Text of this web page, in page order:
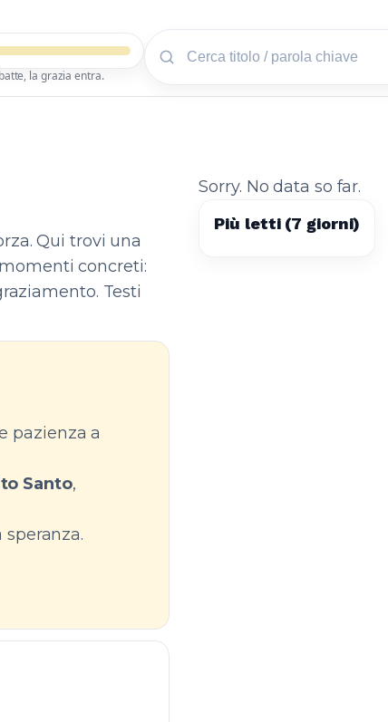
la grazia entra.
Qui trovi una
concreti:
Testi
pazienza a
Santo,
Sorry. No data so far.
Più letti (7 giorni)